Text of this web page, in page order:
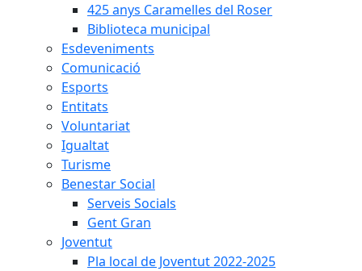
425 anys Caramelles del Roser
Biblioteca municipal
Esdeveniments
Comunicació
Esports
Entitats
Voluntariat
Igualtat
Turisme
Benestar Social
Serveis Socials
Gent Gran
Joventut
Pla local de Joventut 2022-2025